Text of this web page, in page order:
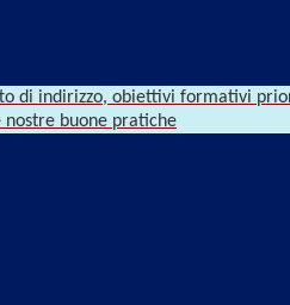
di indirizzo, obiettivi formativi
nostre buone pratiche